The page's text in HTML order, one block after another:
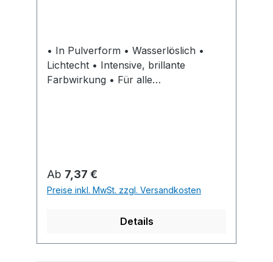
• In Pulverform • Wasserlöslich •
Lichtecht • Intensive, brillante
Farbwirkung • Für alle
Innenbereich wie z.B. Möbel,
Schnitzereien, Regale, Leisten,
Kinderspielzeug, Rahmen oder
Regulärer Preis:
Ab 7,37 €
Preise inkl. MwSt. zzgl. Versandkosten
Details